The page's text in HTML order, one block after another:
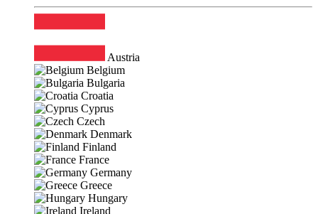
Austria
Belgium
Bulgaria
Croatia
Cyprus
Czech
Denmark
Finland
France
Germany
Greece
Hungary
Ireland